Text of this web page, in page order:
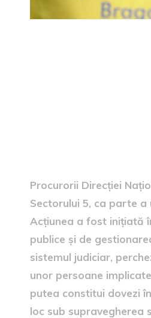
Procurorii Direcției
Sectorului 5, ca parte a
Acțiunea a fost inițiată
publice și de
sistemul judiciar,
unor persoane
putea constitui dovezi
loc sub